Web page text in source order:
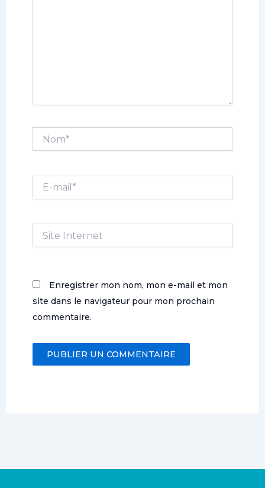
mail*
Internet
Enregistrer mon nom, mon e-mail et mon
site dans le navigateur pour mon prochain
commentaire.